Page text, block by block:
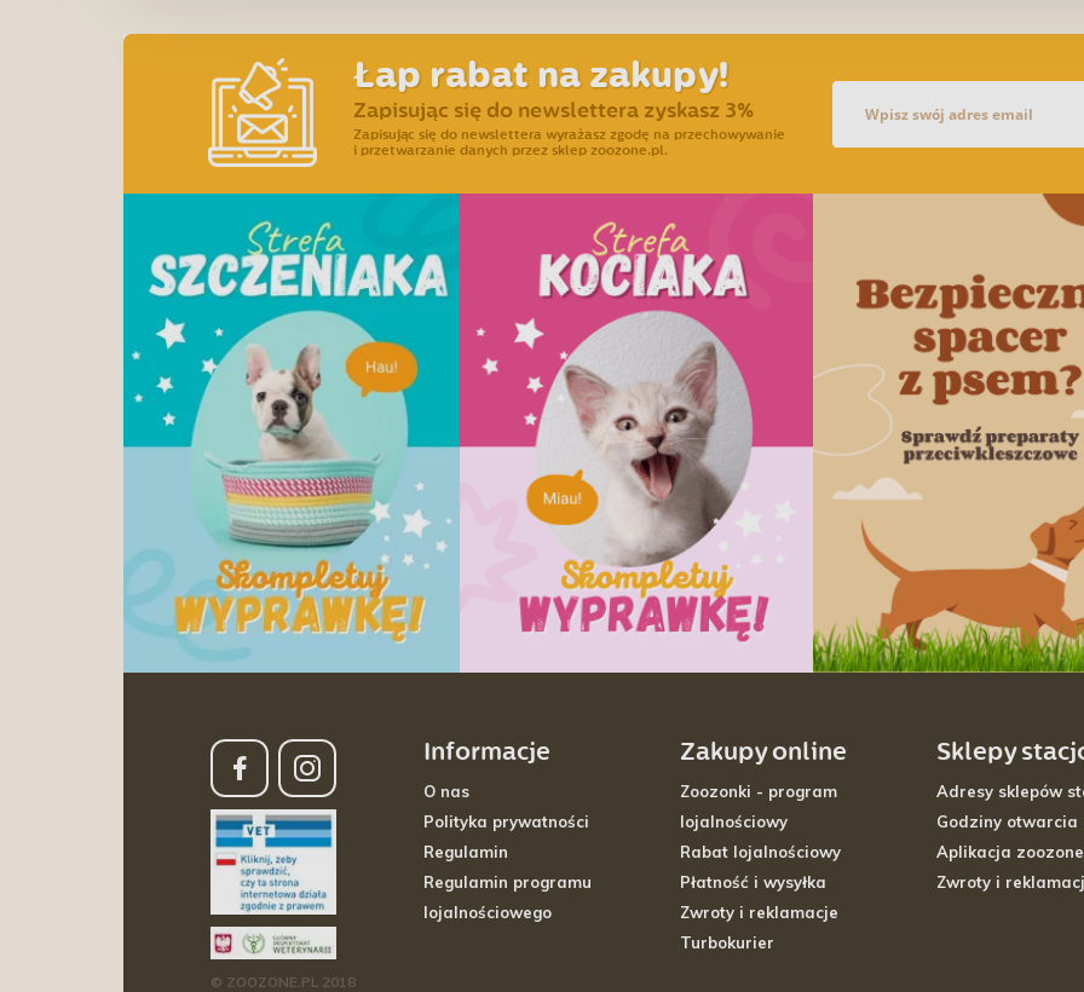
Łap rabat na zakupy!
Zapisując się do newslettera zyskasz 3%
Zapisując się do newslettera wyrażasz zgodę na przechowywanie
i przetwarzanie danych przez sklep zoozone.pl.
© ZOOZONE.PL 2018
Informacje
O nas
Polityka prywatności
Regulamin
Regulamin programu
lojalnościowego
Zakupy online
Zoozonki - program
lojalnościowy
Rabat lojalnościowy
Płatność i wysyłka
Zwroty i reklamacje
Turbokurier
Sklepy
Adresy sklepów
Godziny otwarcia
Aplikacja
Zwroty i